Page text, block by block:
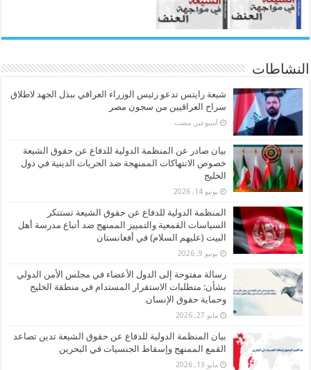
النشاطات
شيعة رايتس تدعو رئيس الوزراء العراقي ببذل الجهد لاطلاق
سراح العراقيين من سجون مصر
‏أسبوعين مضت
بيان صادر عن المنظمة الدولية للدفاع عن حقوق الشيعة
خصوص الانتهاكات الممنهجة ضد الحريات الدينية في دول
الخليج
يونيو 14, 2026
المنظمة الدولية للدفاع عن حقوق الشيعة تستنكر
السياسات القمعية والتمييز الممنهج ضد أتباع مدرسة أهل
البيت (عليهم السلام) في أفغانستان
يونيو 9, 2026
رسالة مفتوحة إلى الدول الأعضاء في مجلس الأمن الدولي
بشأن: متطلبات الاستقرار المستدام في منطقة الخليج
وحماية حقوق الإنسان
مايو 27, 2026
بيان المنظمة الدولية للدفاع عن حقوق الشيعة تدين تصاعد
القمع الممنهج وإسقاط الجنسيات في البحرين
مايو 13, 2026